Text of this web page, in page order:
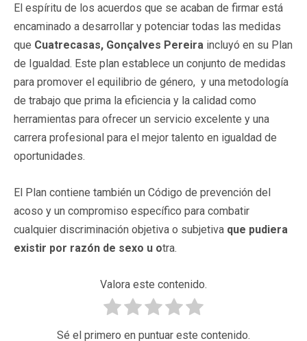
El espíritu de los acuerdos que se acaban de firmar está
encaminado a desarrollar y potenciar todas las medidas
que Cuatrecasas, Gonçalves Pereira incluyó en su Plan
de Igualdad. Este plan establece un conjunto de medidas
para promover el equilibrio de género, y una metodología
de trabajo que prima la eficiencia y la calidad como
herramientas para ofrecer un servicio excelente y una
carrera profesional para el mejor talento en igualdad de
oportunidades.
El Plan contiene también un Código de prevención del
acoso y un compromiso específico para combatir
cualquier discriminación objetiva o subjetiva que pudiera
existir por razón de sexo u otra.
Valora este contenido.
Sé el primero en puntuar este contenido.